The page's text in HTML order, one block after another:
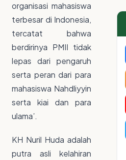
organisasi mahasiswa
terbesar di Indonesia,
tercatat bahwa
berdirinya PMII tidak
lepas dari pengaruh
serta peran dari para
mahasiswa Nahdliyyin
serta kiai dan para
ulama’.
KH Nuril Huda adalah
putra asli kelahiran